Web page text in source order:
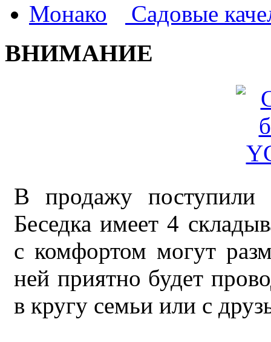
Садовые
ВНИМАНИЕ
В продажу поступили
Беседка имеет 4
с комфортом могут
ней приятно будет
в кругу семьи или с